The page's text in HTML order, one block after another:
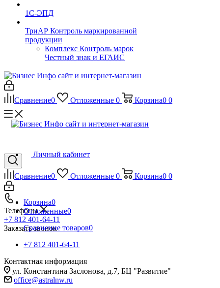
1С-ЭПД
ТриАР Контроль маркированной
продукции
Комплекс Контроль марок
Честный знак и ЕГАИС
Сравнение0 Отложенные 0 Корзина0 0
Сравнение0 Отложенные 0 Корзина0 0
Телефоны
+7 812 401-64-11
Заказать звонок
Личный кабинет
Корзина0
Отложенные0
Сравнение товаров0
+7 812 401-64-11
Контактная информация
ул. Константина Заслонова, д.7, БЦ "Развитие"
office@astralnw.ru